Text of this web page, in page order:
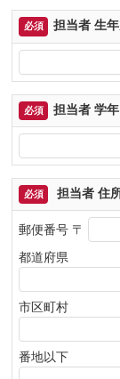
必須 担当者 生年
必須 担当者 学年
必須 担当者 住
郵便番号 〒
都道府県
市区町村
番地以下